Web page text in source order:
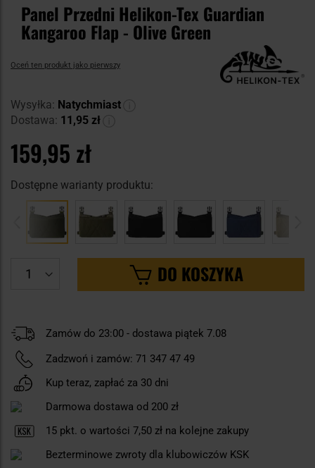
Panel Przedni Helikon-Tex Guardian
Kangaroo Flap - Olive Green
Oceń ten produkt jako pierwszy
Wysyłka: Natychmiast
Dostawa: 11,95 zł
159,95 zł
Dostępne warianty produktu:
DO KOSZYKA
Zamów do 23:00 - dostawa piątek 7.08
Zadzwoń i zamów: 71 347 47 49
Kup teraz, zapłać za 30 dni
Darmowa dostawa od 200 zł
15 pkt. o wartości 7,50 zł na kolejne zakupy
Bezterminowe zwroty dla klubowiczów KSK